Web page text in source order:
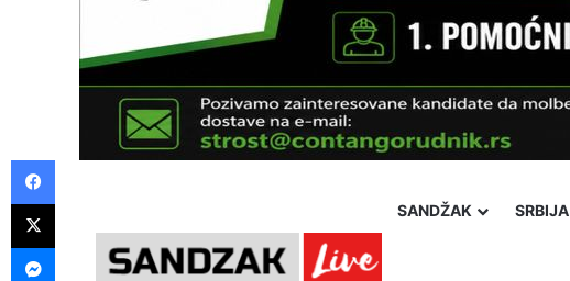
SANDŽAK SRBIJA
Facebook
X
Messenger